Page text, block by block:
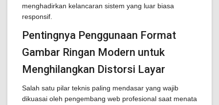
menghadirkan kelancaran sistem yang luar biasa
responsif.
Pentingnya Penggunaan Format
Gambar Ringan Modern untuk
Menghilangkan Distorsi Layar
Salah satu pilar teknis paling mendasar yang wajib
dikuasai oleh pengembang web profesional saat menata